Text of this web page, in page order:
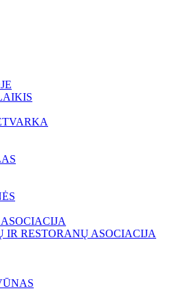
IR RESTORANŲ ASOCIACIJA